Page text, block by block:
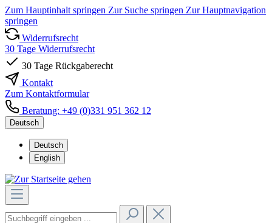
Zum Hauptinhalt springen Zur Suche springen Zur Hauptnavigation
springen
Widerrufsrecht
30 Tage Widerrufsrecht
30 Tage Rückgaberecht
Kontakt
Zum Kontaktformular
Beratung: +49 (0)331 951 362 12
Deutsch
Deutsch
English